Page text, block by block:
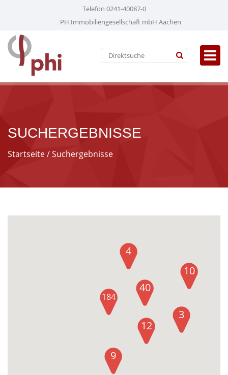
Telefon 0241-40087-0
PH Immobiliengesellschaft mbH Aachen
SUCHERGEBNISSE
Startseite/ Suchergebnisse
10
184
40
12
3
9
4